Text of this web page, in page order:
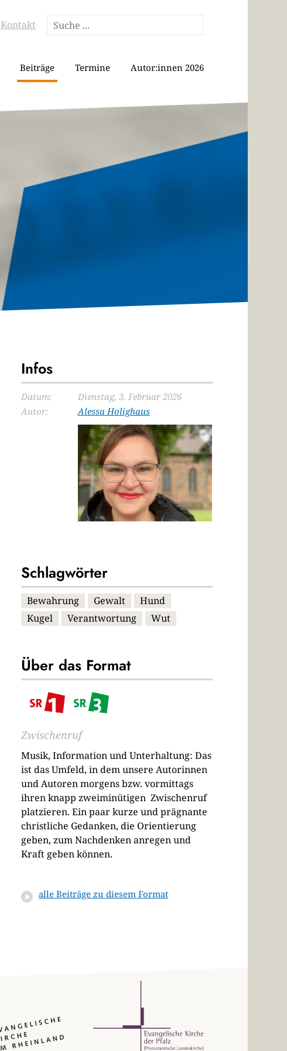
Kontakt
Beiträge Termine Autor:innen 2026
Infos
Datum:
Dienstag, 3. Februar 2026
Autor:
Alessa Holighaus
Schlagwörter
Bewahrung Gewalt
Hund
Kugel
Verantwortung Wut
Über das Format
Zwischenruf
Musik, Information und Unterhaltung: Das
ist das Umfeld, in dem unsere Autorinnen
und Autoren morgens bzw. vormittags
ihren knapp zweiminütigen Zwischenruf
platzieren. Ein paar kurze und prägnante
christliche Gedanken, die Orientierung
geben, zum Nachdenken anregen und
Kraft geben können.
alle Beiträge zu diesem Format